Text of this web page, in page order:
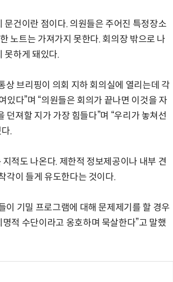
건이란 점이다. 의원들은 주어진 특정장소
노트는 가져가지 못한다. 회의장 밖으로 나
못하게 돼있다.
상 브리핑이 의회 지하 회의실에 열리는데 각
다”며 “의원들은 회의가 끝나면 이것을 자
던져할 지가 가장 힘들다”며 “우리가 놓쳐선
.
적도 나온다. 제한적 정보제공이나 내부 견
각이 들게 유도한다는 것이다.
이 기밀 프로그램에 대해 문제제기를 할 경우
적 수단이라고 옹호하며 묵살한다”고 말했